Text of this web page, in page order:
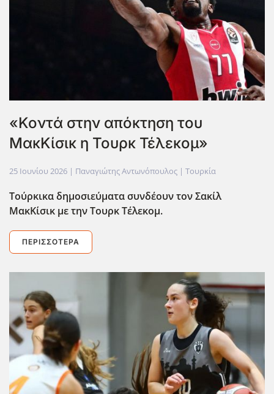
«Κοντά στην απόκτηση του
ΜακΚίσικ η Τουρκ Τέλεκομ»
25 Ιουνίου 2026 | Παναγιώτης Αντωνόπουλος | Τουρκία
Τούρκικα δημοσιεύματα συνδέουν τον Σακίλ
ΜακΚίσικ με την Τουρκ Τέλεκομ.
ΠΕΡΙΣΣΌΤΕΡΑ